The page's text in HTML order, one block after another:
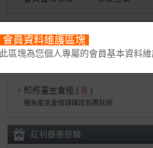
會員資料維護區塊
此區塊為您個人專屬的會員基本資料